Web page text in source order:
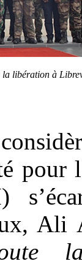
la libération à
pour
Ali
la